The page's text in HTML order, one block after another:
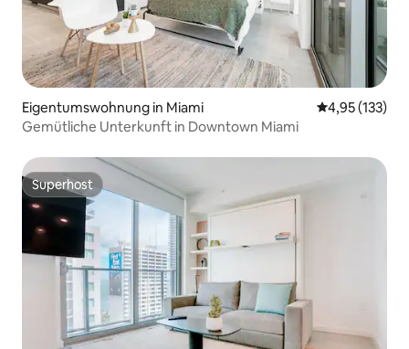
Eigentumswohnung in Miami
4,95 (133)
Gemütliche Unterkunft in Downtown Miami
Superhost
Superhost